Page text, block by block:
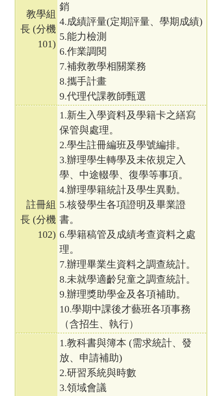
教學組
長 (分機
101)
銷
4.成績評量(定期評量、學期成績)
5.能力檢測
6.作業調閱
7.補救教學相關業務
8.攜手計畫
9.代理代課教師甄選
註冊組
長 (分機
102)
1.新生入學資料及學籍卡之繕寫
保管與處理。
2.學生註冊編班及學號編排。
3.辦理學生轉學及未依規定入
學、中途輟學、復學等事項。
4.辦理學籍統計及學生異動。
5.核發學生各項證明及畢業證
書。
6.學籍稿管及成績考查資料之處
理。
7.辦理畢業生資料之調查統計。
8.未就學適齡兒童之調查統計。
9.辦理獎助學金及各項補助。
10.學期中課後才藝班各項事務
（含招生、執行）
1.教科書與簿本 (需求統計、發
放、申請補助)
2.研習系統與時數
3.領域會議